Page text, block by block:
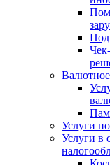
Услуги
Услуги в